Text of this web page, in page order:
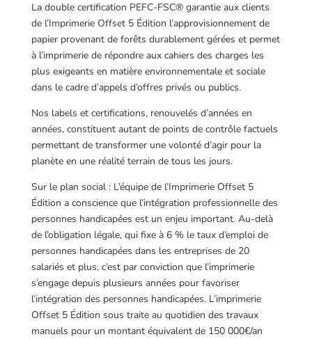
La double certification PEFC-FSC® garantie aux clients
de l’Imprimerie Offset 5 Édition l’approvisionnement de
papier provenant de forêts durablement gérées et permet
à l’imprimerie de répondre aux cahiers des charges les
plus exigeants en matière environnementale et sociale
dans le cadre d’appels d’offres privés ou publics.
Nos labels et certifications, renouvelés d’années en
années, constituent autant de points de contrôle factuels
permettant de transformer une volonté d’agir pour la
planète en une réalité terrain de tous les jours.
Sur le plan social : L’équipe de l’Imprimerie Offset 5
Édition a conscience que l’intégration professionnelle des
personnes handicapées est un enjeu important. Au-delà
de l’obligation légale, qui fixe à 6 % le taux d’emploi de
personnes handicapées dans les entreprises de 20
salariés et plus, c’est par conviction que l’imprimerie
s’engage depuis plusieurs années pour favoriser
l’intégration des personnes handicapées. L’imprimerie
Offset 5 Édition sous traite au quotidien des travaux
manuels pour un montant équivalent de 150 000€/an